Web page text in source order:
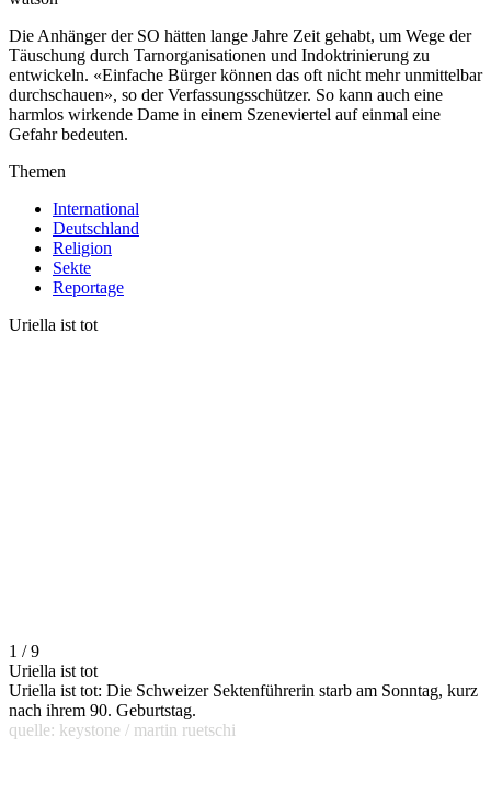
Die Anhänger der SO hätten lange Jahre Zeit gehabt, um Wege der
Täuschung durch Tarnorganisationen und Indoktrinierung zu
entwickeln. «Einfache Bürger können das oft nicht mehr unmittelbar
durchschauen», so der Verfassungsschützer. So kann auch eine
harmlos wirkende Dame in einem Szeneviertel auf einmal eine
Gefahr bedeuten.
Themen
International
Deutschland
Religion
Sekte
Reportage
Uriella ist tot
1 / 9
Uriella ist tot
Uriella ist tot: Die Schweizer Sektenführerin starb am Sonntag, kurz
nach ihrem 90. Geburtstag.
quelle: keystone / martin ruetschi